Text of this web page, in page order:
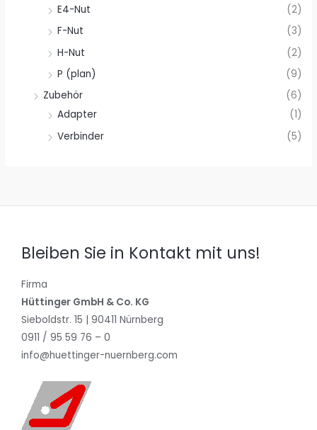
E4-Nut
(2)
F-Nut
(3)
H-Nut
(2)
P (plan)
(9)
Zubehör
(6)
Adapter
(1)
Verbinder
(5)
Bleiben Sie in Kontakt mit uns!
Firma
Hüttinger GmbH & Co. KG
Sieboldstr. 15 | 90411 Nürnberg
0911 / 95 59 76 – 0
info@huettinger-nuernberg.com